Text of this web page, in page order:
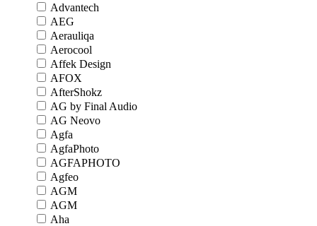
Advantech
AEG
Aerauliqa
Aerocool
Affek Design
AFOX
AfterShokz
AG by Final Audio
AG Neovo
Agfa
AgfaPhoto
AGFAPHOTO
Agfeo
AGM
AGM
Aha